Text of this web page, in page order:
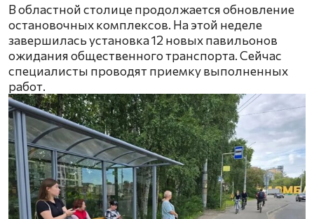
В областной столице продолжается обновление
остановочных комплексов. На этой неделе
завершилась установка 12 новых павильонов
ожидания общественного транспорта. Сейчас
специалисты проводят приемку выполненных
работ.